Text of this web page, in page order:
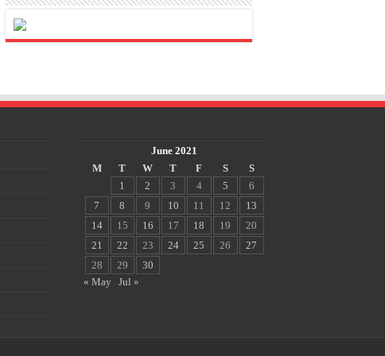
June 2021
M
T W T F S
S
1
2 3 4 5
6
7
8 9 10 11 12
13
14
15 16 17 18 19
20
21
22 23 24 25 26
27
28
29
30
« May
Jul »